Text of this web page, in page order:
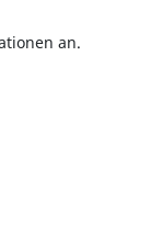
an.